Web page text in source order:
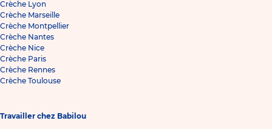
Crèche Lyon
Crèche Marseille
Crèche Montpellier
Crèche Nantes
Crèche Nice
Crèche Paris
Crèche Rennes
Crèche Toulouse
Travailler chez Babilou